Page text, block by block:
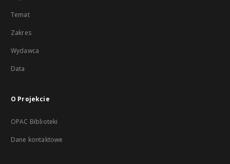
Temat
Zakres
Wydawca
Data
O Projekcie
OPAC Biblioteki
Dane kontaktowe